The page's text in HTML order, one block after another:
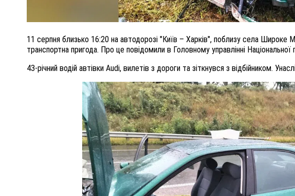
11 серпня близько 16:20 на автодорозі "Київ – Харків", поблизу села Широке
транспортна пригода. Про це повідомили в Головному управлінні Національної
43-річний водій автівки Audi, вилетів з дороги та зіткнувся з відбійником.